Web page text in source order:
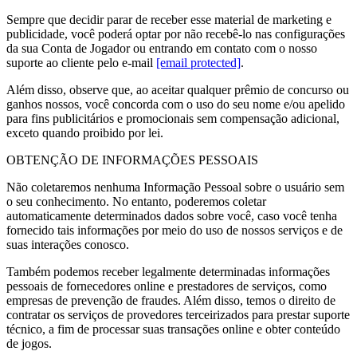
Sempre que decidir parar de receber esse material de marketing e
publicidade, você poderá optar por não recebê-lo nas configurações
da sua Conta de Jogador ou entrando em contato com o nosso
suporte ao cliente pelo e-mail [email protected].
Além disso, observe que, ao aceitar qualquer prêmio de concurso ou
ganhos nossos, você concorda com o uso do seu nome e/ou apelido
para fins publicitários e promocionais sem compensação adicional,
exceto quando proibido por lei.
OBTENÇÃO DE INFORMAÇÕES PESSOAIS
Não coletaremos nenhuma Informação Pessoal sobre o usuário sem
o seu conhecimento. No entanto, poderemos coletar
automaticamente determinados dados sobre você, caso você tenha
fornecido tais informações por meio do uso de nossos serviços e de
suas interações conosco.
Também podemos receber legalmente determinadas informações
pessoais de fornecedores online e prestadores de serviços, como
empresas de prevenção de fraudes. Além disso, temos o direito de
contratar os serviços de provedores terceirizados para prestar suporte
técnico, a fim de processar suas transações online e obter conteúdo
de jogos.